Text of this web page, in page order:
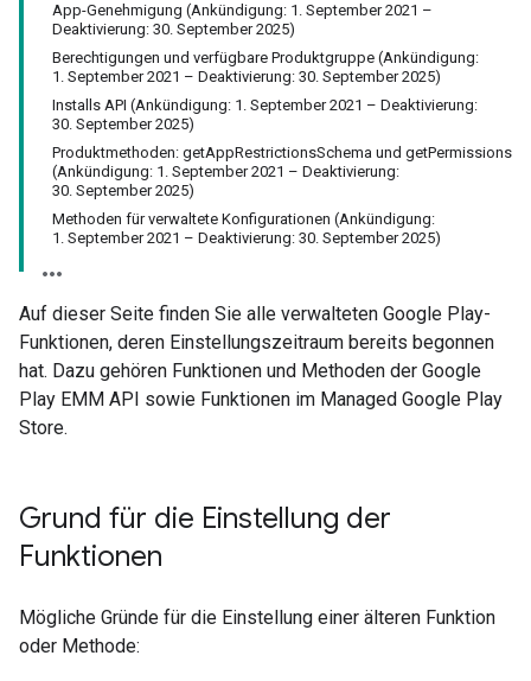
App-Genehmigung (Ankündigung: 1. September 2021 –
Deaktivierung: 30. September 2025)
Berechtigungen und verfügbare Produktgruppe (Ankündigung:
1. September 2021 – Deaktivierung: 30. September 2025)
Installs API (Ankündigung: 1. September 2021 – Deaktivierung:
30. September 2025)
Produktmethoden: getAppRestrictionsSchema und getPermissions
(Ankündigung: 1. September 2021 – Deaktivierung:
30. September 2025)
Methoden für verwaltete Konfigurationen (Ankündigung:
1. September 2021 – Deaktivierung: 30. September 2025)
Auf dieser Seite finden Sie alle verwalteten Google Play-
Funktionen, deren Einstellungszeitraum bereits begonnen
hat. Dazu gehören Funktionen und Methoden der Google
Play EMM API sowie Funktionen im Managed Google Play
Store.
Grund für die Einstellung der
Funktionen
Mögliche Gründe für die Einstellung einer älteren Funktion
oder Methode: